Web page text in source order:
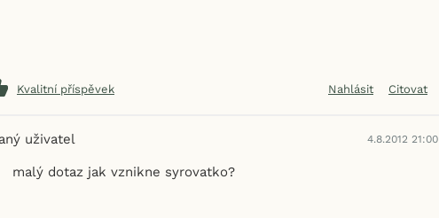
Kvalitní příspěvek Nahlásit Citovat
uživatel 4.8.2012 21:00
malý dotaz jak vznikne syrovatko?